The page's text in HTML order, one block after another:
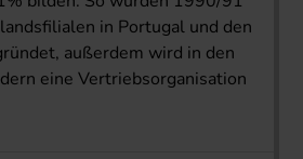
in Portugal und den
außerdem wird in den
eine Vertriebsorganisation